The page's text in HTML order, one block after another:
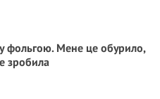
фольгою. Мене це обурило,
зробила